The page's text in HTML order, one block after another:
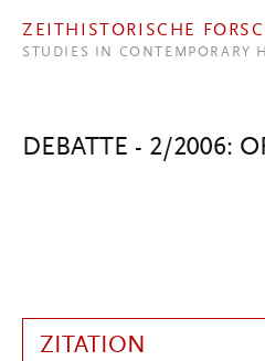
ZEITHISTORISCHE
STUDIES IN CONTEMPORARY
DEBATTE - 2/2006:
ZITATION